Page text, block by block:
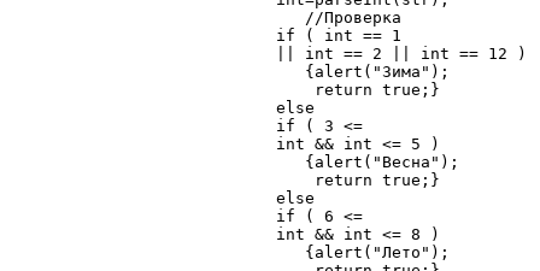
//Проверка
if ( int == 1
|| int == 2 || int == 12 )
{alert("Зима");
return true;}
else
if ( 3 <=
int && int <= 5 )
{alert("Весна");
return true;}
else
if ( 6 <=
int && int <= 8 )
{alert("Лето");